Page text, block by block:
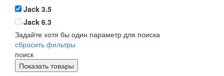
Jack 3.5
Jack 6.3
Задайте хотя бы один параметр для поиска
сбросить фильтры
поиск